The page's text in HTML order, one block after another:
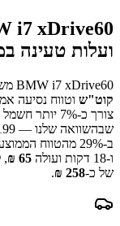
i7 xDrive60
ועלות טעינה
BMW i7 xDrive60
קוט"ש וטווח נסיעה
צורך כ-
7 % יותר
שבהשוואה שלנו —
ב-
29% מהטווח הממוצע במדגם.
ו-18 דקות
ועולה 65
₪
,
של כ-258
₪
.